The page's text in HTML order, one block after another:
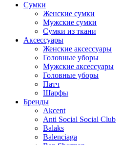
Сумки
Женские сумки
Мужские сумки
Сумки из ткани
Аксессуары
Женские аксессуары
Головные уборы
Мужские аксессуары
Головные уборы
Патч
Шарфы
Бренды
Akcent
Anti Social Social Club
Balaks
Balenciaga